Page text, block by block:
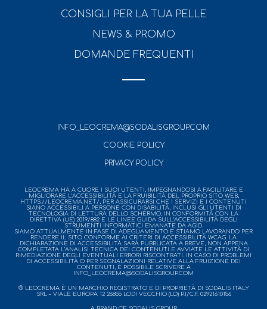
CONSIGLI PER LA TUA PELLE
NEWS & PROMO
DOMANDE FREQUENTI
INFO_LEOCREMA@SODALISGROUP.COM
COOKIE POLICY
PRIVACY POLICY
LEOCREMA HA A CUORE I SUOI UTENTI, IMPEGNANDOSI A FACILITARE E
MIGLIORARE L’ACCESSIBILITÀ E LA FRUIBILITÀ DEL PROPRIO SITO WEB,
HTTPS://LEOCREMA.NET/, PER ASSICURARSI CHE I SERVIZI E I CONTENUTI
SIANO ACCESSIBILI A PERSONE CON DISABILITÀ, INCLUSI GLI UTENTI DI
TECNOLOGIA DI LETTURA DELLO SCHERMO, IN CONFORMITÀ CON LA
DIRETTIVA (UE) 2019/882 E LE LINEE GUIDA SULL’ACCESSIBILITÀ DEGLI
STRUMENTI INFORMATICI EMANATE DA AGID.
SIAMO ATTUALMENTE IN FASE DI ADEGUAMENTO E STIAMO LAVORANDO PER
RENDERE IL SITO CONFORME AI CRITERI DI ACCESSIBILITÀ WCAG. LA
DICHIARAZIONE DI ACCESSIBILITÀ SARÀ PUBBLICATA A BREVE, NON APPENA
COMPLETATA L’ANALISI TECNICA DEI CONTENUTI E AVVIATE LE ATTIVITÀ DI
RIMEDIAZIONE DEGLI EVENTUALI ERRORI RISCONTRATI. IN CASO DI PROBLEMI
DI ACCESSIBILITÀ O PER SEGNALAZIONI RELATIVE ALLA FRUIZIONE DEI
CONTENUTI, È POSSIBILE SCRIVERE A
INFO_LEOCREMA@SODALISGROUP.COM
® LEOCREMA È UN MARCHIO REGISTRATO E DI PROPRIETÀ DI SODALIS ITALY
SRL – VIALE EUROPA 12 26855 LODI VECCHIO (LO) P.I/C.F. 02921610156